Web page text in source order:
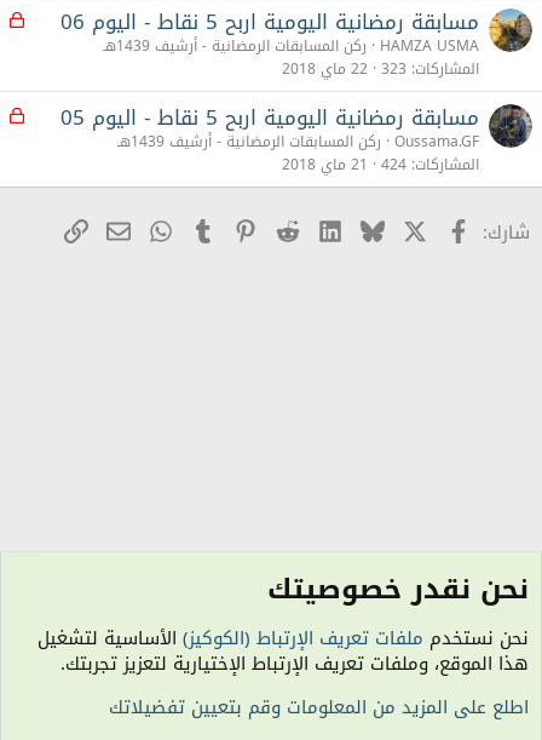
م مسابقة رمضانية اليومية اربح 5 نقاط - اليوم 06
HAMZA USMA ركن المسابقات الرمضانية - أرشيف 1439هـ
المشاركات 323 22 ماي 2018
م مسابقة رمضانية اليومية اربح 5 نقاط - اليوم 05
Oussama.GF ركن المسابقات الرمضانية - أرشيف 1439هـ
المشاركات 424 21 ماي 2018
شارك: Facebook
X
Bluesky
LinkedIn
Reddit
Pinterest
Tumblr
WhatsApp
البريدرابط
ركن المسابقات الرمضانية - أرشيف 1440هـ
الكوكيز
نحن نقدر خصوصيتك
نحن نستخدم ملفات تعريف الإرتباط (الكوكيز) الأساسية لتشغيل
هذا الموقع، وملفات تعريف الإرتباط الإختيارية لتعزيز تجربتك.
اطلع على المزيد من المعلومات وقم بتعيين تفضيلاتك